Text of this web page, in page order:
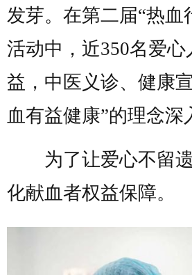
发芽。在第二届“热血
活动中，近350名爱
益，中医义诊、健康
血有益健康”的理念深
为了让爱心不留遗
化献血者权益保障。